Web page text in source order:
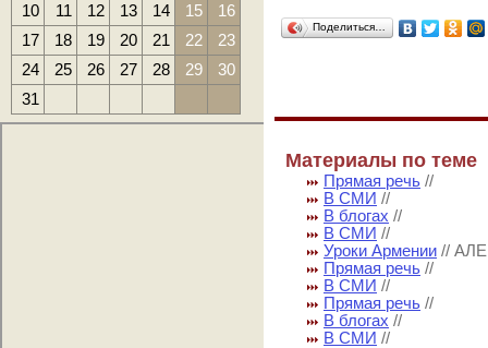
10
11 12 13 14 15
16
17
18 19 20 21 22
23
24
25 26 27 28 29
30
31
Поделиться…
Материалы по теме
Прямая речь //
В СМИ //
В блогах //
В СМИ //
Уроки Армении //
Прямая речь //
В СМИ //
Прямая речь //
В блогах //
В СМИ //